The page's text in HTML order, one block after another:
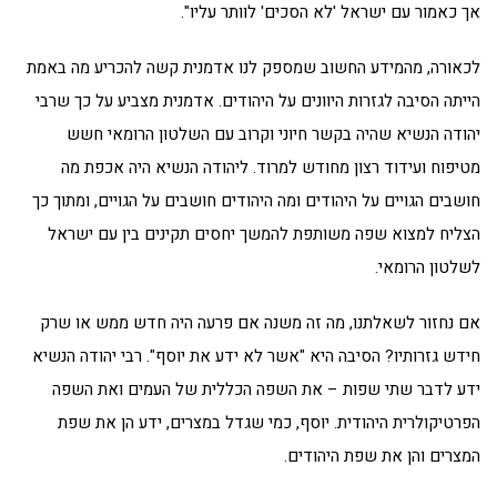
אך כאמור עם ישראל 'לא הסכים' לוותר עליו".
לכאורה, מהמידע החשוב שמספק לנו אדמנית קשה להכריע מה באמת
הייתה הסיבה לגזרות היוונים על היהודים. אדמנית מצביע על כך שרבי
יהודה הנשיא שהיה בקשר חיוני וקרוב עם השלטון הרומאי חשש
מטיפוח ועידוד רצון מחודש למרוד. ליהודה הנשיא היה אכפת מה
חושבים הגויים על היהודים ומה היהודים חושבים על הגויים, ומתוך כך
הצליח למצוא שפה משותפת להמשך יחסים תקינים בין עם ישראל
לשלטון הרומאי.
אם נחזור לשאלתנו, מה זה משנה אם פרעה היה חדש ממש או שרק
חידש גזרותיו? הסיבה היא "אשר לא ידע את יוסף". רבי יהודה הנשיא
ידע לדבר שתי שפות – את השפה הכללית של העמים ואת השפה
הפרטיקולרית היהודית. יוסף, כמי שגדל במצרים, ידע הן את שפת
המצרים והן את שפת היהודים.